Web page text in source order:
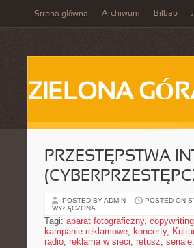
Strona główna Archiwum Bilbao
ZIELONA
PRZESTĘPSTWA
POSTED BY ADMIN POSTED ON
WYŁĄCZONA
Tagi: aparat fotograficzny, copywriting
kampanie reklamowe, koncerty,
radio, reklama w sieci, retusz, seriale,